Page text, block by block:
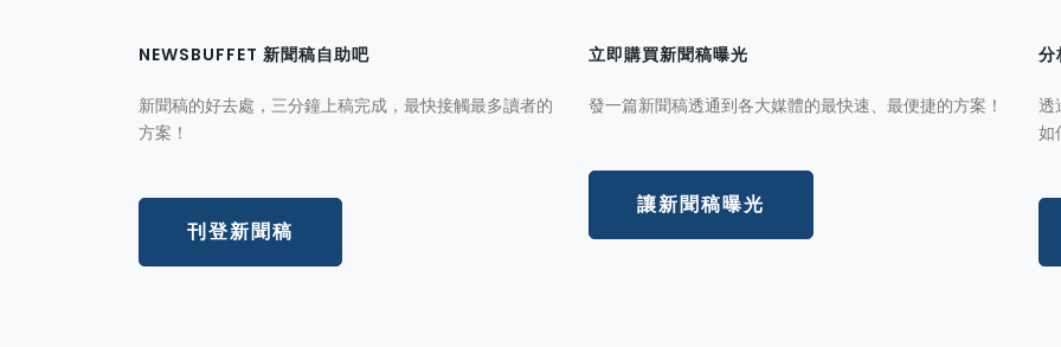
NEWSBUFFET 新聞稿自助吧
新聞稿的好去處，三分鐘上稿完成，最快接觸最多讀者的
方案！
刊登新聞稿
立即購買新聞稿曝光
發一篇新聞稿透通到各大媒體的最快速、最便捷的方案！
讓新聞稿曝光
分
透
如